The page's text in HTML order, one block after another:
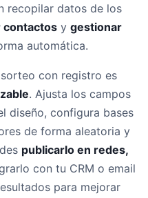
recopilar datos de los
contactosy gestionar
automática.
con registro es
. Ajusta los campos
diseño, configura bases
de forma aleatoria y
publicarlo en redes,
con tu CRM o email
para mejorar